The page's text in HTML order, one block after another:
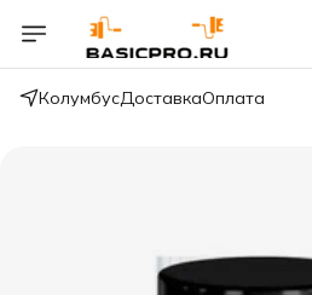
КолумбусДоставкаОплата